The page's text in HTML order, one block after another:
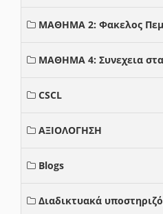
ΜΑΘΗΜΑ 2: Φακελος
ΜΑΘΗΜΑ 4: Συνεχεια
CSCL
ΑΞΙΟΛΟΓΗΣΗ
Blogs
Διαδικτυακά